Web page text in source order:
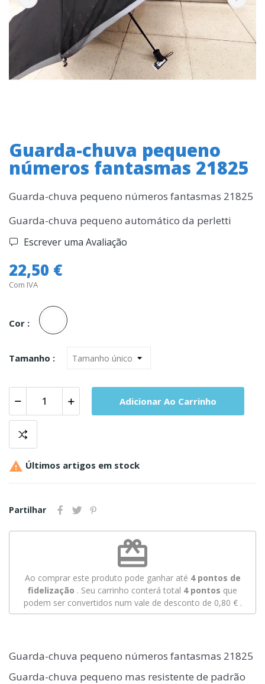
Guarda-chuva pequeno
números fantasmas 21825
Guarda-chuva pequeno números fantasmas 21825
Guarda-chuva pequeno automático da perletti
Escrever uma Avaliação
22,50 €
Com IVA
Cor :
Unica
Tamanho :
Adicionar Ao Carrinho
 Últimos artigos em stock
Partilhar
redeem
Ao comprar este produto pode ganhar até 4pontos de
fidelização . Seu carrinho conterá total 4pontos que
podem ser convertidos num vale de desconto de 0,80 €.
Guarda-chuva pequeno números fantasmas 21825
Guarda-chuva pequeno mas resistente de padrão